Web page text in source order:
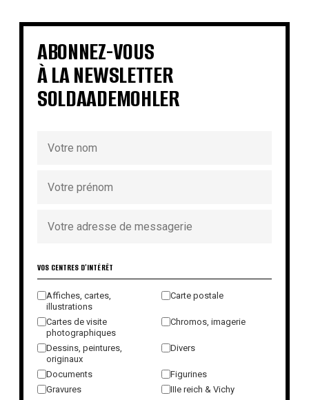
€
€ € €
€ €
ABONNEZ-VOUS
À LA NEWSLETTER
SOLDAADEMOHLER
VOS CENTRES D'INTÉRÊT
Affiches, cartes,
illustrations
Carte postale
Cartes de visite
photographiques
Chromos, imagerie
Dessins, peintures,
originaux
Divers
Documents
Figurines
Gravures
IIIe reich & Vichy